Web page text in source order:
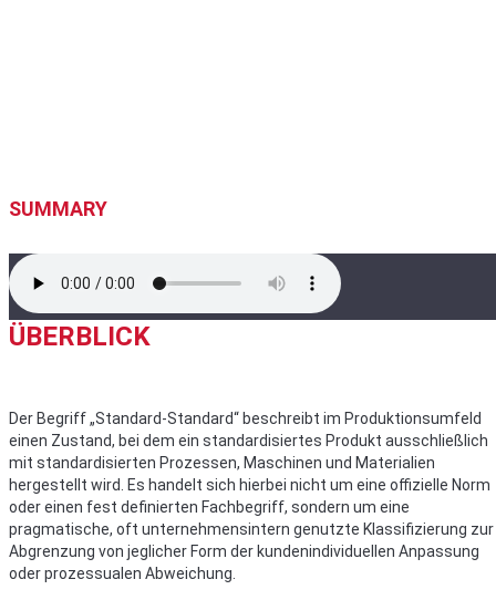
SUMMARY
ÜBERBLICK
Der Begriff „Standard-Standard“ beschreibt im Produktionsumfeld
einen Zustand, bei dem ein standardisiertes Produkt ausschließlich
mit standardisierten Prozessen, Maschinen und Materialien
hergestellt wird. Es handelt sich hierbei nicht um eine offizielle Norm
oder einen fest definierten Fachbegriff, sondern um eine
pragmatische, oft unternehmensintern genutzte Klassifizierung zur
Abgrenzung von jeglicher Form der kundenindividuellen Anpassung
oder prozessualen Abweichung.